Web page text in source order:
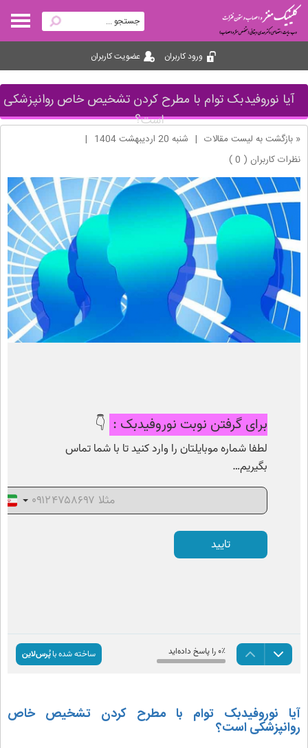
ورود کاربران عضویت کاربران
آیا نوروفیدبک توام با مطرح کردن تشخیص خاص روانپزشکی
است؟
« بازگشت به لیست مقالات | شنبه 20 ارديبهشت 1404
|
نظرات کاربران ( 0 )
آیا نوروفیدبک توام با مطرح کردن تشخیص خاص
روانپزشکی است؟